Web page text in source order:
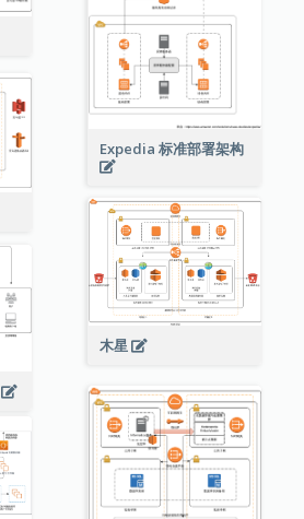
Expedia 标准部署架构
木星